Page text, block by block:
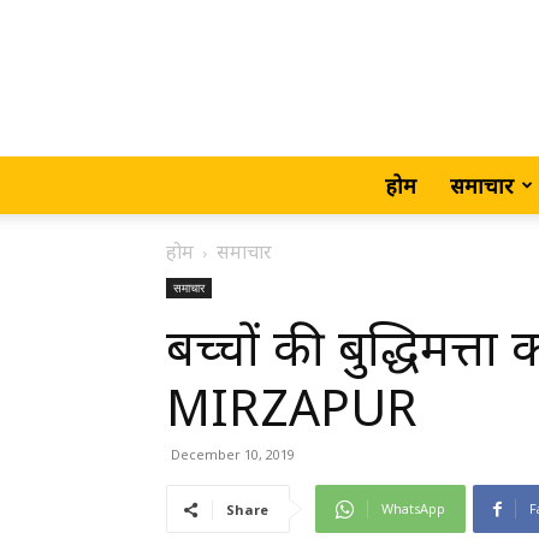
होम समाचार
होम समाचार
समाचार
बच्चों की बुद्धिमत्ता
MIRZAPUR
December 10, 2019
Share WhatsApp